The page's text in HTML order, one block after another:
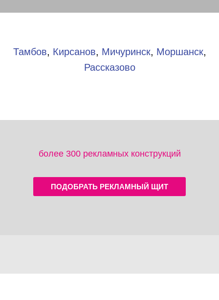
Тамбов, Кирсанов, Мичуринск, Моршанск,
Рассказово
более 300 рекламных конструкций
ПОДОБРАТЬ РЕКЛАМНЫЙ ЩИТ